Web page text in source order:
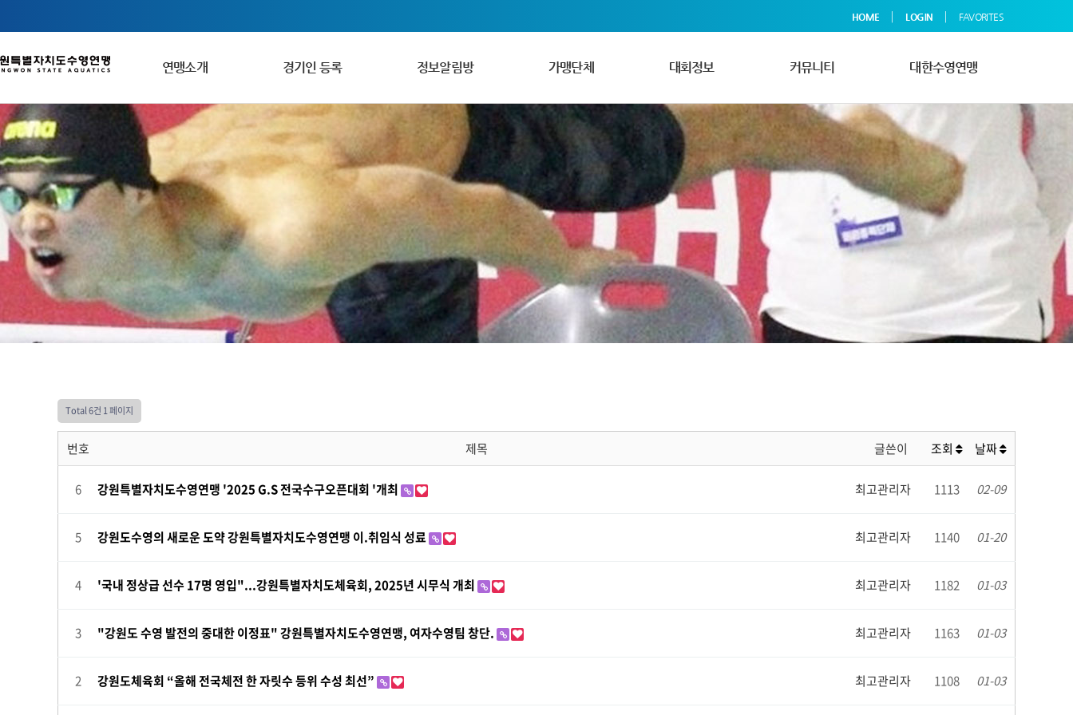
HOME | LOGIN | FAVORITES
연맹소개 경기인 등록 정보알림방 가맹단체 대회정보 커뮤니티 대한수영연맹
Total 6건 1 페이지
번호 제목 글쓴이 조회 날짜
6 강원특별자치도수영연맹 '2025 G.S 전국수구오픈대회 '개최 최고관리자 1113 02-09
5 강원도수영의 새로운 도약 강원특별자치도수영연맹 이.취임식 성료 최고관리자 1140 01-20
4 '국내 정상급 선수 17명 영입"...강원특별자치도체육회, 2025년 시무식 개최 최고관리자 1182 01-03
3 "강원도 수영 발전의 중대한 이정표" 강원특별자치도수영연맹, 여자수영팀 창단. 최고관리자 1163 01-03
2 강원도체육회 “올해 전국체전 한 자릿수 등위 수성 최선” 최고관리자 1108 01-03